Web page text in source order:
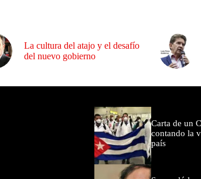
La cultura del atajo y el desafío
del nuevo gobierno
Carta de un
contando la
país